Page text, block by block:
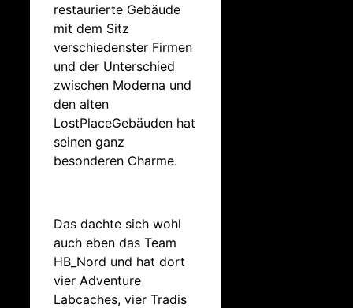
restaurierte Gebäude
mit dem Sitz
verschiedenster Firmen
und der Unterschied
zwischen Moderna und
den alten
LostPlaceGebäuden hat
seinen ganz
besonderen Charme.
Das dachte sich wohl
auch eben das Team
HB_Nord und hat dort
vier Adventure
Labcaches, vier Tradis